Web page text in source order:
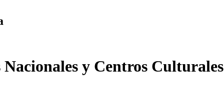
y Centros Culturales